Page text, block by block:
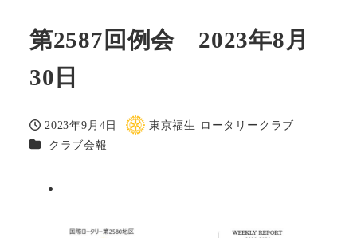
第2587回例会 2023年8月
30日
投稿日
2023年9月4日
著
東京福生 ロータリークラブ
カテゴリー
クラブ会報